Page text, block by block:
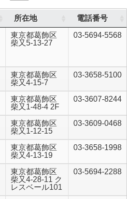
所在地 電話番号
東京都葛飾区
柴又5-13-27
03-5694-5568
東京都葛飾区
柴又4-15-7
03-3658-5100
東京都葛飾区
柴又1-48-4 2F
03-3607-8244
東京都葛飾区
柴又1-12-15
03-3609-0468
東京都葛飾区
柴又4-13-19
03-3658-1998
東京都葛飾区
柴又4-28-11 ク
レスベール101
03-5694-2288